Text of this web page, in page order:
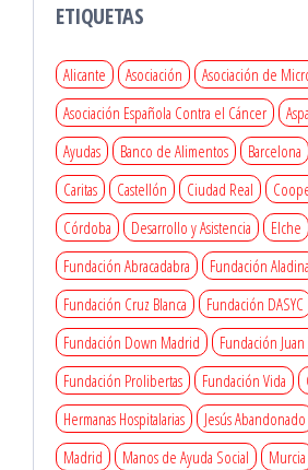
ETIQUETAS
Alicante Asociación
Asociación de
Asociación Española Contra el Cáncer
Ayudas
Banco de Alimentos Barcelona
Caritas
Castellón Ciudad Real
Córdoba
Desarrollo y Asistencia Elche
Fundación Abracadabra
Fundación Aladina
Fundación Cruz Blanca
Fundación DASYC
Fundación Down Madrid
Fundación Juan
Fundación Prolibertas
Fundación Vida
Hermanas Hospitalarias
Jesús Abandonado
Madrid
Manos de Ayuda Social Murcia